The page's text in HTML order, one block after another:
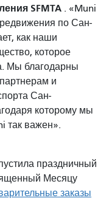
SFMTA . «Muni
по Сан-
как наши
которое
Мы благодарны
и
Сан-
которому мы
так важен».
праздничный
Месяцу
заказы